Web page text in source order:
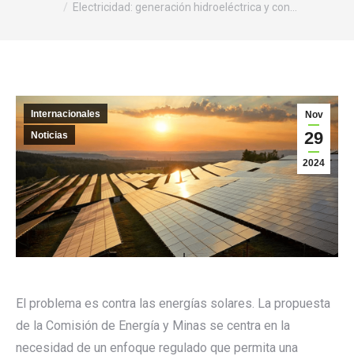
Electricidad: generación hidroeléctrica y con…
Nov
29
2024
Internacionales
Noticias
El problema es contra las energías solares. La propuesta
de la Comisión de Energía y Minas se centra en la
necesidad de un enfoque regulado que permita una